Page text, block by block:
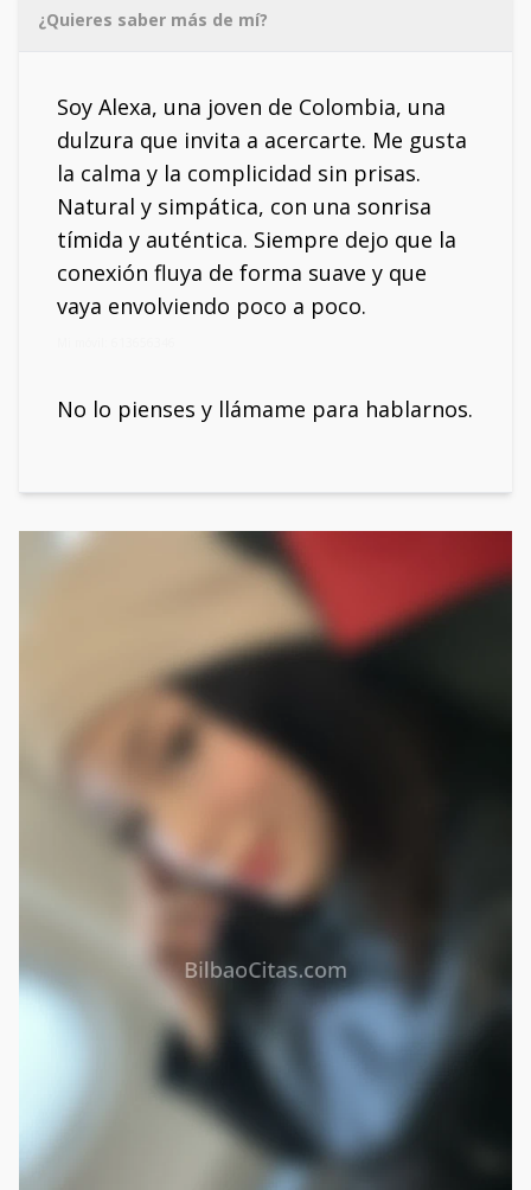
¿Quieres saber más de mí?
Soy Alexa, una joven de Colombia, una
dulzura que invita a acercarte. Me gusta
la calma y la complicidad sin prisas.
Natural y simpática, con una sonrisa
tímida y auténtica. Siempre dejo que la
conexión fluya de forma suave y que
vaya envolviendo poco a poco.
No lo pienses y llámame para hablarnos.